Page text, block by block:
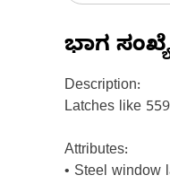
ಭಾಗ
Description:
Latches like
Attributes:
• Steel window